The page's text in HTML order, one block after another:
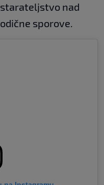
nad
sporove.